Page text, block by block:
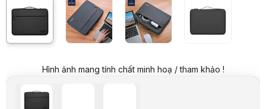
Kích thước: Phù hợp với laptop 13 inch
Chất liệu: Vải Polyester chống nước, chống bám bụi
Thông số kỹ thuật
Thương hiệu
WiWu
Vải, chống sốc
Mô tả sản phẩm
Được làm từ vải Polyester chống nước, giúp bảo vệ laptop khỏi các
Hình ảnh mang tính chất minh hoạ / tham khảo !